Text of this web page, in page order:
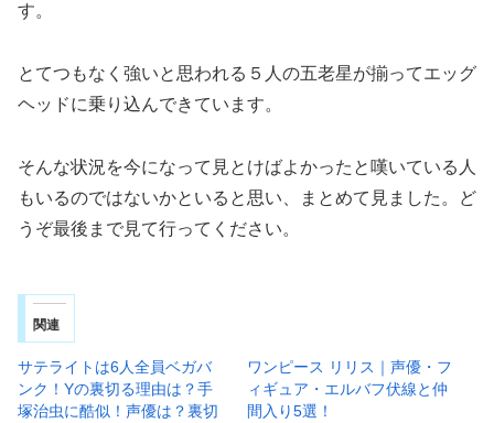
す。
とてつもなく強いと思われる５人の五老星が揃ってエッグ
ヘッドに乗り込んできています。
そんな状況を今になって見とけばよかったと嘆いている人
もいるのではないかといると思い、まとめて見ました。ど
うぞ最後まで見て行ってください。
関連
サテライトは6人全員ベガバ
ンク！Yの裏切る理由は？手
塚治虫に酷似！声優は？裏切
ワンピース リリス｜声優・フ
ィギュア・エルバフ伏線と仲
間入り5選！